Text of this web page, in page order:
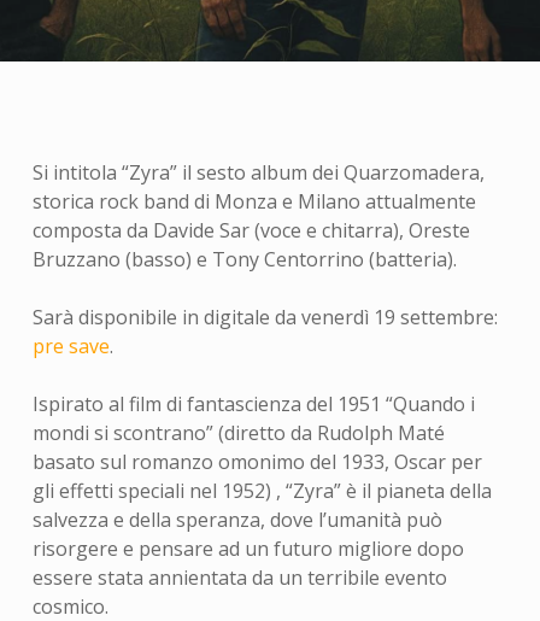
Si intitola “Zyra” il sesto album dei Quarzomadera,
storica rock band di Monza e Milano attualmente
composta da Davide Sar (voce e chitarra), Oreste
Bruzzano (basso) e Tony Centorrino (batteria).
Sarà disponibile in digitale da venerdì 19 settembre:
pre save.
Ispirato al film di fantascienza del 1951 “Quando i
mondi si scontrano” (diretto da Rudolph Maté
basato sul romanzo omonimo del 1933, Oscar per
gli effetti speciali nel 1952) , “Zyra” è il pianeta della
salvezza e della speranza, dove l’umanità può
risorgere e pensare ad un futuro migliore dopo
essere stata annientata da un terribile evento
cosmico.